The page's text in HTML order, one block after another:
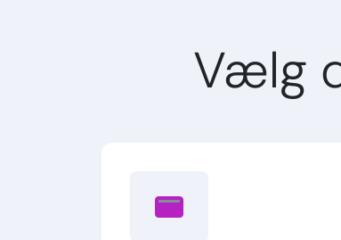
Vælg